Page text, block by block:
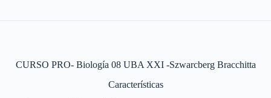
CURSO PRO- Biología 08 UBA XXI -Szwarcberg Bracchitta
Características